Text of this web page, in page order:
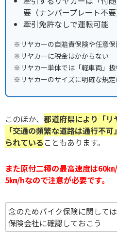
要（ナンバープレート不要
牽引免許なしで運転可能
※リヤカーの自賠責保険や任意
※リヤカーに税金はかからない
※リヤカー単体では「軽車両」扱
※リヤカーのサイズに明確な規定
このほか、 都道府県により「
「交通の頻繁な道路は通行不
られている こともあります。
また原付二種の最高速度は60
5㎞/hなので注意が必要です。
念のためバイク保険に関して
保険会社に確認しておこう